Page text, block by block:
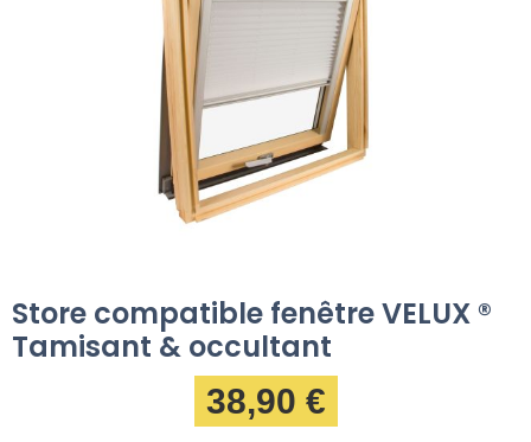
Store compatible fenêtre VELUX ®
Tamisant & occultant
38,90 €